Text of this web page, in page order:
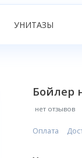
УНИТАЗЫ
Бойлер
нет отзывов
Оплата